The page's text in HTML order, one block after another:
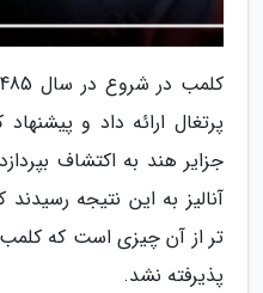
پرتغال ارائه داد و
جزایر هند به اکتشاف
آنالیز به این نتیجه
تر از آن چیزی است که
پذیرفته نشد.